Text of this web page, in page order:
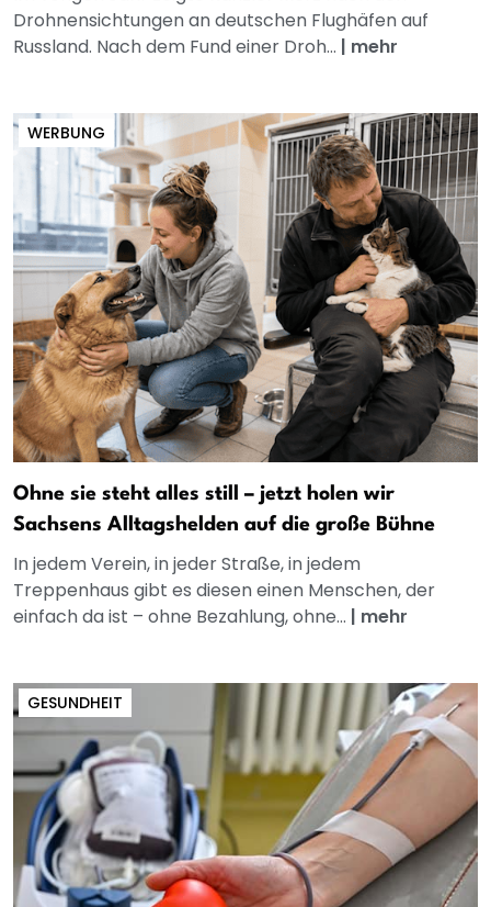
Drohnensichtungen an deutschen Flughäfen auf
Russland. Nach dem Fund einer Droh... | mehr
WERBUNG
Ohne sie steht alles still – jetzt holen wir
Sachsens Alltagshelden auf die große Bühne
In jedem Verein, in jeder Straße, in jedem
Treppenhaus gibt es diesen einen Menschen, der
einfach da ist – ohne Bezahlung, ohne... | mehr
GESUNDHEIT